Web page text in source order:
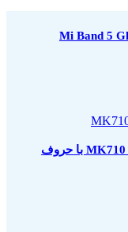
کیبورد و موس بی سیم لاجیتک مدل MK710 با حروف